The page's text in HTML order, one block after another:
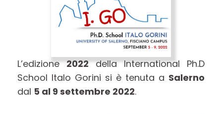
L’edizione2022della International Ph.D
School Italo Gorini si è tenuta a Salerno
dal 5 al 9 settembre 2022.